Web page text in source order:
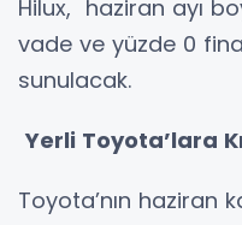
Hilux, haziran ayı
vade ve yüzde 0
sunulacak.
Yerli Toyota’lara
Toyota’nın haziran